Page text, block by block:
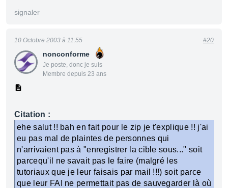
signaler
nonconforme
Je poste, donc je suis
Membre depuis 23 ans
10 Octobre 2003 à 11:55 #20
Citation :
ehe salut !! bah en fait pour le zip je t'explique !! j'ai
eu pas mal de plaintes de personnes qui
n'arrivaient pas à "enregistrer la cible sous..." soit
parcequ'il ne savait pas le faire (malgré les
tutoriaux que je leur faisais par mail !!!) soit parce
que leur FAI ne permettait pas de sauvegarder là où